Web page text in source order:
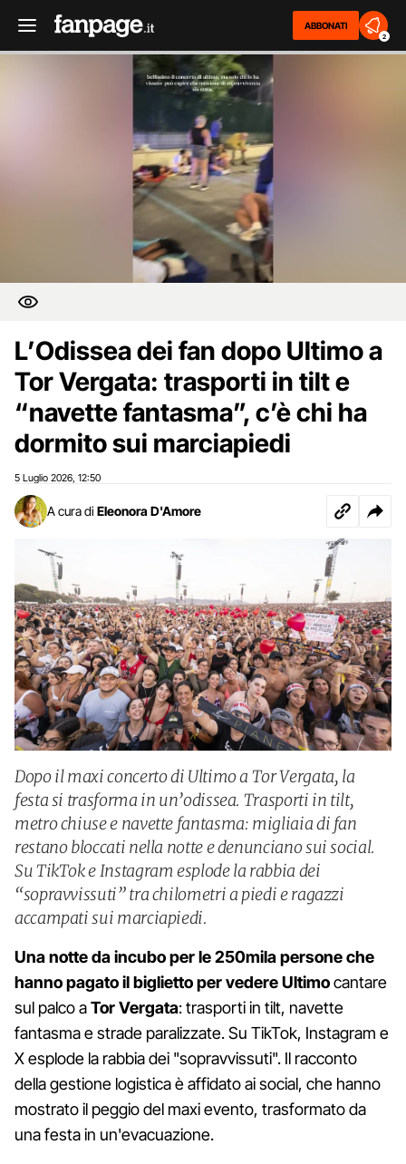
ABBONATI
2
L’Odissea dei fan dopo Ultimo a
Tor Vergata: trasporti in tilt e
“navette fantasma”, c’è chi ha
dormito sui marciapiedi
5 Luglio 2026 12:50
A cura di Eleonora D'Amore
Dopo il maxi concerto di Ultimo a Tor Vergata, la
festa si trasforma in un’odissea. Trasporti in tilt,
metro chiuse e navette fantasma: migliaia di fan
restano bloccati nella notte e denunciano sui social.
Su TikTok e Instagram esplode la rabbia dei
“sopravvissuti” tra chilometri a piedi e ragazzi
accampati sui marciapiedi.
Una notte da incubo per le 250mila persone che
hanno pagato il biglietto per vedere Ultimocantare
sul palco aTor Vergata: trasporti in tilt, navette
fantasma e strade paralizzate. Su TikTok, Instagram e
X esplode la rabbia dei "sopravvissuti". Il racconto
della gestione logistica è affidato ai social, che hanno
mostrato il peggio del maxi evento, trasformato da
una festa in un'evacuazione.